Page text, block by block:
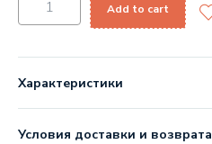
Add to cart
Характеристики
Условия доставки и возврата